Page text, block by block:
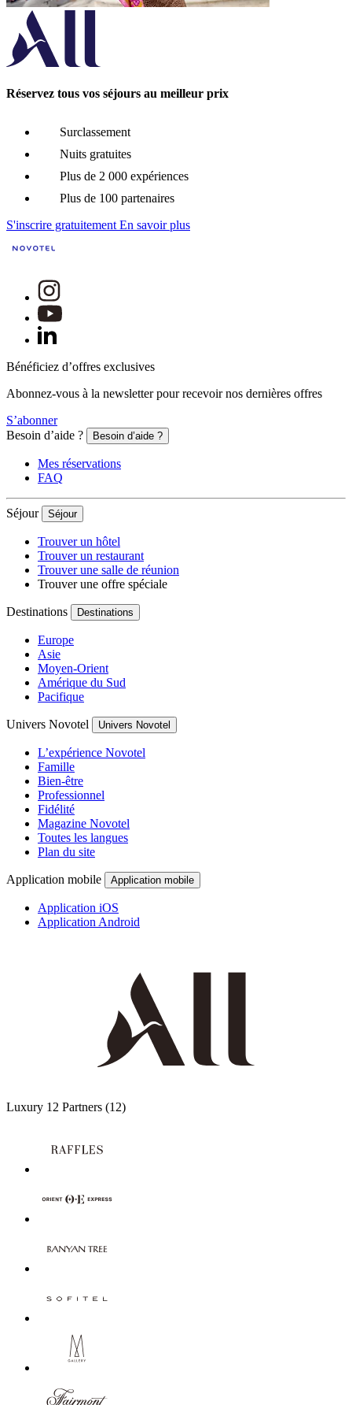
Réservez tous vos séjours au meilleur prix
Surclassement
Nuits gratuites
Plus de 2 000 expériences
Plus de 100 partenaires
S'inscrire gratuitement En savoir plus
Bénéficiez d’offres exclusives
Abonnez-vous à la newsletter pour recevoir nos dernières offres
S’abonner
Besoin d’aide ?
Besoin d’aide ?
Mes réservations
FAQ
Séjour Séjour
Trouver un hôtel
Trouver un restaurant
Trouver une salle de réunion
Trouver une offre spéciale
Destinations Destinations
Europe
Asie
Moyen-Orient
Amérique du Sud
Pacifique
Univers Novotel Univers Novotel
L’expérience Novotel
Famille
Bien-être
Professionnel
Fidélité
Magazine Novotel
Toutes les langues
Plan du site
Application mobile Application mobile
Application iOS
Application Android
Luxury 12 Partners (12)